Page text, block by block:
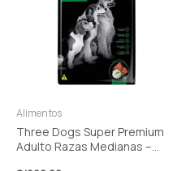
Alimentos
Three Dogs Super Premium
Adulto Razas Medianas –